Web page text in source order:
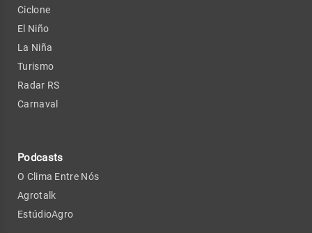
Ciclone
El Niño
La Niña
Turismo
Radar RS
Carnaval
Podcasts
O Clima Entre Nós
Agrotalk
EstúdioAgro